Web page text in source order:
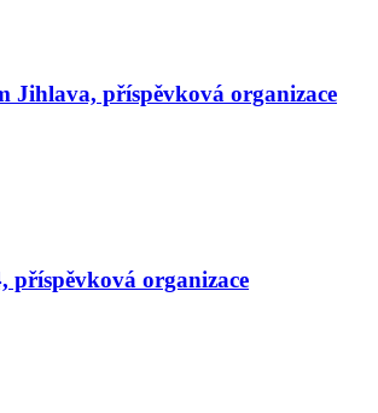
Jihlava, příspěvková organizace
příspěvková organizace